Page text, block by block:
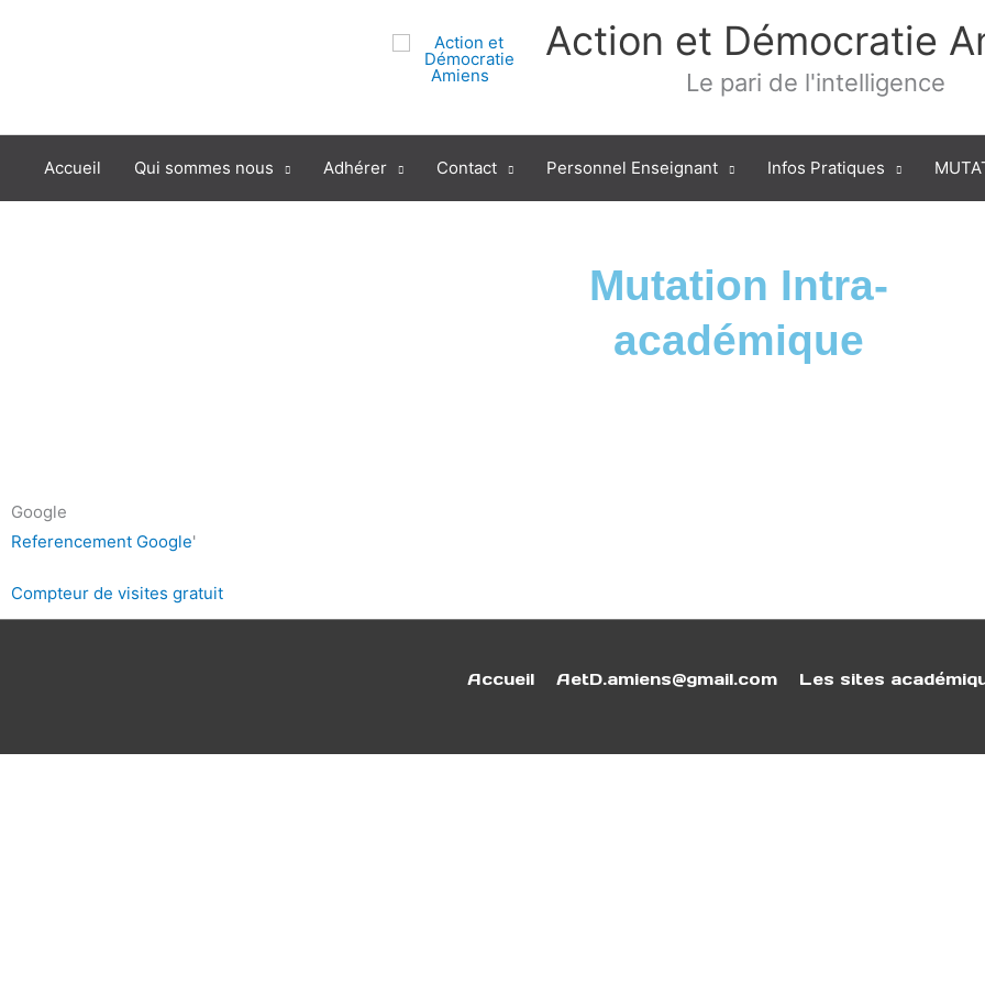
Action et Démocratie
Le pari de l'intelligence
Accueil Qui sommes nous Adhérer Contact Personnel Enseignant Infos Pratiques
Mutation Intra-
académique
Google
Referencement Google'
Compteur de visites gratuit
Accueil AetD.amiens@gmail.com Les sites